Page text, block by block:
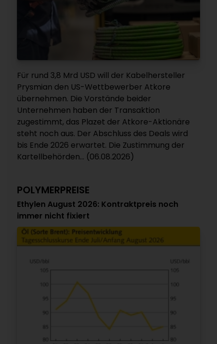
Für rund 3,8 Mrd USD will der Kabelhersteller
Prysmian den US-Wettbewerber Atkore
übernehmen. Die Vorstände beider
Unternehmen haben der Transaktion
zugestimmt, das Plazet der Atkore-Aktionäre
steht noch aus. Der Abschluss des Deals wird
bis Ende 2026 erwartet. Die Zustimmung der
Kartellbehörden... (06.08.2026)
POLYMERPREISE
Ethylen August 2026: Kontraktpreis noch
immer nicht fixiert